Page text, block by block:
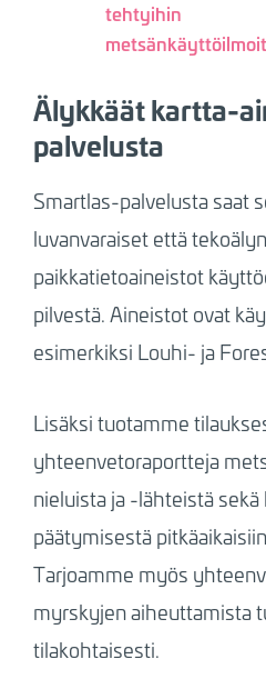
tehtyihin
Älykkäät kartta-
palvelusta
Smartlas-palvelusta saat
luvanvaraiset että
paikkatietoaineistot
pilvestä. Aineistot ovat
esimerkiksi Louhi- ja
Lisäksi tuotamme
yhteenvetoraportteja
nieluista ja -lähteistä
päätymisestä
Tarjoamme myös
myrskyjen aiheuttamista
tilakohtaisesti.